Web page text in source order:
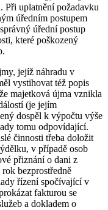
Při uplatnění požadavku
úředním postupem
úřední postup
které poškozený
jejíž náhradu v
vystihovat též popis
majetková újma vznikla
(je jejím
dospěl k výpočtu výše
tomu odpovídající.
činnosti třeba doložit
v případě osob
přiznání o dani z
bezprostředně
řízení spočívající v
fakturou se
a dokladem o